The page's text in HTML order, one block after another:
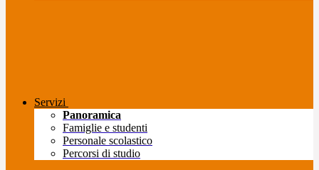
Servizi
Panoramica
Famiglie e studenti
Personale scolastico
Percorsi di studio